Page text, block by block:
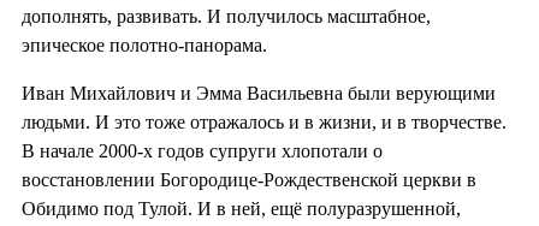
дополнять, развивать. И получилось масштабное,
эпическое полотно-панорама.
Иван Михайлович и Эмма Васильевна были верующими
людьми. И это тоже отражалось и в жизни, и в творчестве.
В начале 2000-х годов супруги хлопотали о
восстановлении Богородице-Рождественской церкви в
Обидимо под Тулой. И в ней, ещё полуразрушенной,